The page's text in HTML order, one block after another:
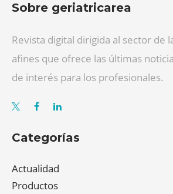
Sobre geriatricarea
Revista digital dirigida al sector de
afines que ofrece las últimas
de interés para los profesionales.
Categorías
Actualidad
Productos